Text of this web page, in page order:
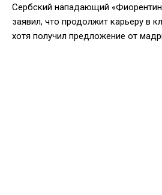
Сербский нападающий
заявил, что продолжит карьеру в
хотя получил предложение от